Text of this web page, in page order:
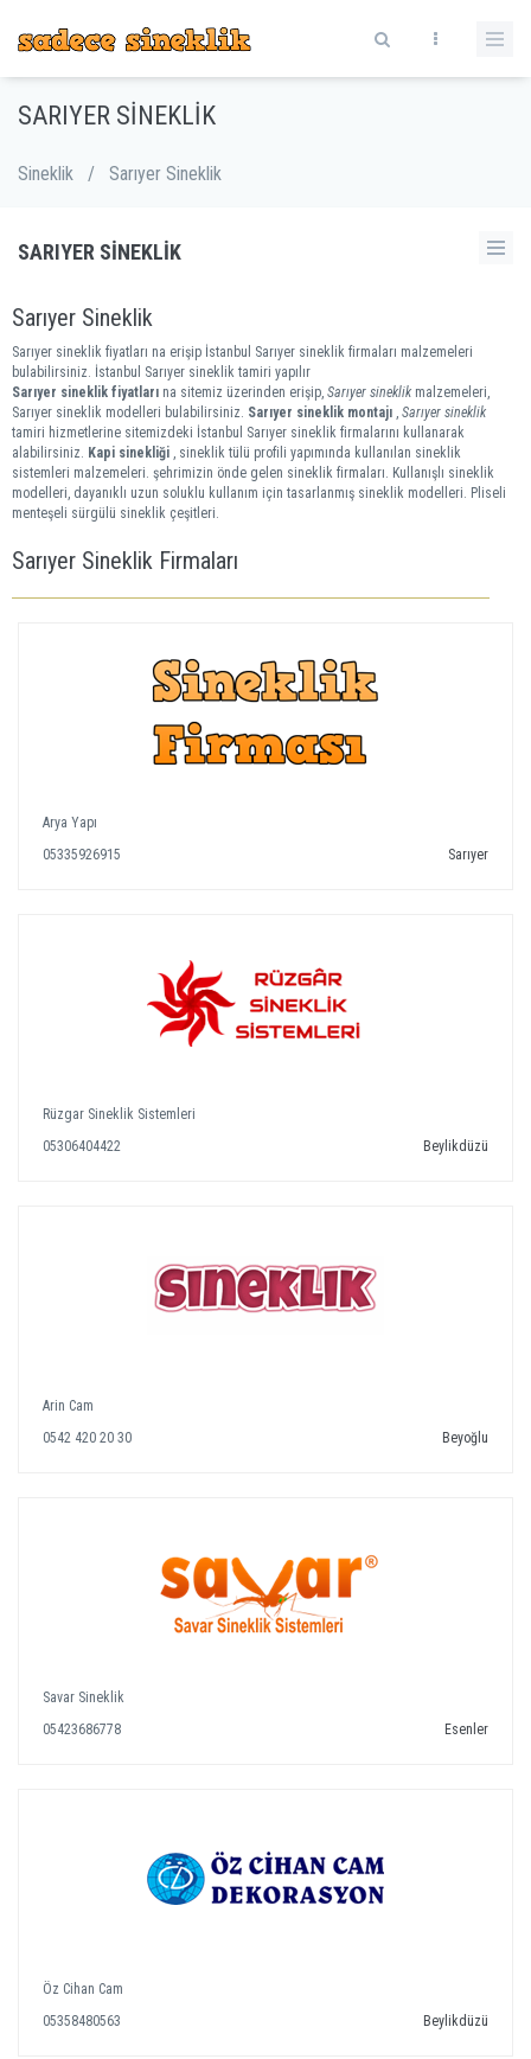
SARIYER SINEKLIK
Sineklik / Sarıyer Sineklik
SARIYER SINEKLIK
Sarıyer Sineklik
Sarıyer sineklik fiyatları na erişip İstanbul Sarıyer sineklik firmaları malzemeleri
bulabilirsiniz. İstanbul Sarıyer sineklik tamiri yapılır
Sarıyer sineklik fiyatları na sitemiz üzerinden erişip, Sarıyer sineklik malzemeleri,
Sarıyer sineklik modelleri bulabilirsiniz. Sarıyer sineklik montajı , Sarıyer sineklik
tamiri hizmetlerine sitemizdeki İstanbul Sarıyer sineklik firmalarını kullanarak
alabilirsiniz. Kapi sinekliği , sineklik tülü profili yapımında kullanılan sineklik
sistemleri malzemeleri. şehrimizin önde gelen sineklik firmaları. Kullanışlı sineklik
modelleri, dayanıklı uzun soluklu kullanım için tasarlanmış sineklik modelleri. Pliseli
menteşeli sürgülü sineklik çeşitleri.
Sarıyer Sineklik Firmaları
Arya Yapı
05335926915
Sarıyer
Rüzgar Sineklik Sistemleri
05306404422
Beylikdüzü
Arin Cam
0542 420 20 30
Beyoğlu
Savar Sineklik
05423686778
Esenler
Öz Cihan Cam
05358480563
Beylikdüzü